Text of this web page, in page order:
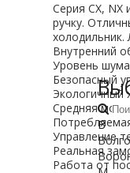
Серия CX,
ручку.
холодильник.
Внутренний
Уровень
Безопасный
Экологичный
Средняя
Управление
Реальная
Работа от
В